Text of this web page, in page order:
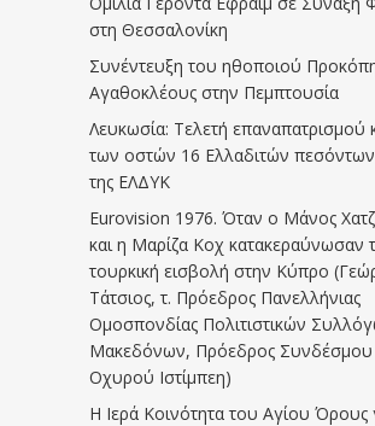
στη Θεσσαλονίκη
Συνέντευξη του ηθοποιού
Αγαθοκλέους στην Πεμπτουσία
Λευκωσία: Τελετή επαναπατρισμού
των οστών 16 Ελλαδιτών
της ΕΛΔΥΚ
Eurovision 1976. Όταν ο Μάνος
και η Μαρίζα Κοχ κατακεραύνωσαν
τουρκική εισβολή στην Κύπρο
Τάτσιος, τ. Πρόεδρος Πανελλήνιας
Ομοσπονδίας Πολιτιστικών
Μακεδόνων, Πρόεδρος
Οχυρού Ιστίμπεη)
Η Ιερά Κοινότητα του Αγίου Όρους